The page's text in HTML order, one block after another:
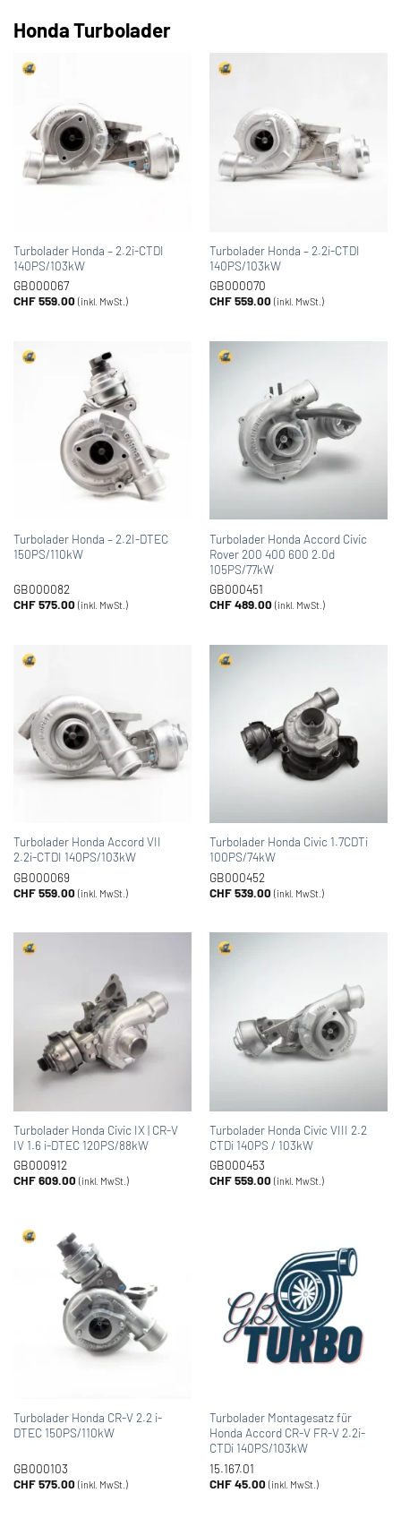
Honda Turbolader
Turbolader Honda – 2.2i-CTDI
140PS/103kW
GB000067
CHF559.00 (inkl. MwSt.)
Turbolader Honda – 2.2i-CTDI
140PS/103kW
GB000070
CHF559.00 (inkl. MwSt.)
Turbolader Honda – 2.2I-DTEC
150PS/110kW
GB000082
CHF575.00 (inkl. MwSt.)
Turbolader Honda Accord Civic
Rover 200 400 600 2.0d
105PS/77kW
GB000451
CHF489.00 (inkl. MwSt.)
Turbolader Honda Accord VII
2.2i-CTDI 140PS/103kW
GB000069
CHF559.00 (inkl. MwSt.)
Turbolader Honda Civic 1.7CDTi
100PS/74kW
GB000452
CHF539.00 (inkl. MwSt.)
Turbolader Honda Civic IX | CR-V
IV 1.6 i-DTEC 120PS/88kW
GB000912
CHF609.00 (inkl. MwSt.)
Turbolader Honda Civic VIII 2.2
CTDi 140PS / 103kW
GB000453
CHF559.00 (inkl. MwSt.)
Turbolader Honda CR-V 2.2 i-
DTEC 150PS/110kW
GB000103
CHF575.00 (inkl. MwSt.)
Turbolader Montagesatz für
Honda Accord CR-V FR-V 2.2i-
CTDi 140PS/103kW
15.167.01
CHF45.00 (inkl. MwSt.)